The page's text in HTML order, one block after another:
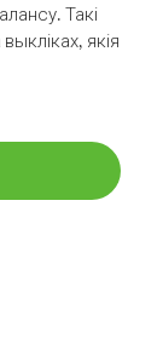
Такі
якія